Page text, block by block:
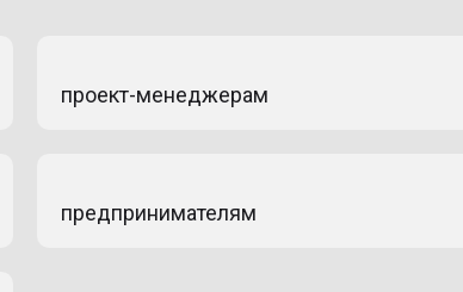
проект-менеджерам
предпринимателям